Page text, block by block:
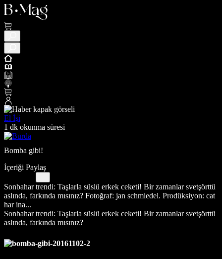
El İşi
1 dk okunma süresi
Bomba gibi!
İçeriği Paylaş
Sonbahar trendi: Taşlarla süslü erkek ceketi! Bir zamanlar svetşörttü
aslında, farkında mısınız? Fotoğraf: jan schmiedel. Prodüksiyon: cat
har ina...
Sonbahar trendi: Taşlarla süslü erkek ceketi! Bir zamanlar svetşörttü
aslında, farkında mısınız?